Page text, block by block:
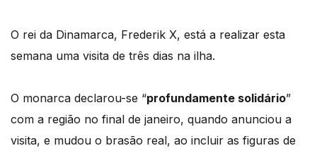
O rei da Dinamarca, Frederik X, está a realizar esta
semana uma visita de três dias na ilha.
O monarca declarou-se “profundamente solidário”
com a região no final de janeiro, quando anunciou a
visita, e mudou o brasão real, ao incluir as figuras de